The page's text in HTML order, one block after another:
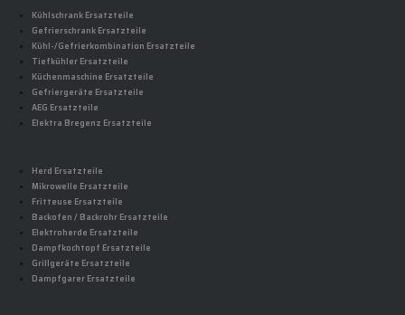
Kühlschrank Ersatzteile
Gefrierschrank Ersatzteile
Kühl-/Gefrierkombination Ersatzteile
Tiefkühler Ersatzteile
Küchenmaschine Ersatzteile
Gefriergeräte Ersatzteile
AEG Ersatzteile
Elektra Bregenz Ersatzteile
Herd Ersatzteile
Mikrowelle Ersatzteile
Fritteuse Ersatzteile
Backofen / Backrohr Ersatzteile
Elektroherde Ersatzteile
Dampfkochtopf Ersatzteile
Grillgeräte Ersatzteile
Dampfgarer Ersatzteile